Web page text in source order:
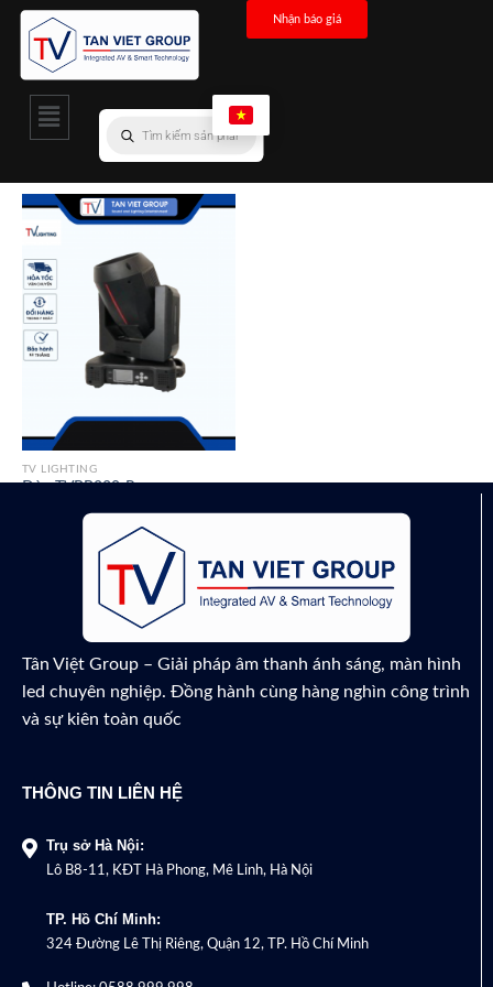
Nhận báo giá
TV LIGHTING
Call for Price
Tân Việt Group – Giải pháp âm thanh ánh sáng, màn hình
led chuyên nghiệp. Đồng hành cùng hàng nghìn công trình
và sự kiên toàn quốc
THÔNG TIN LIÊN HỆ
Trụ sở Hà Nội:
Lô B8-11, KĐT Hà Phong, Mê Linh, Hà Nội
TP. Hồ Chí Minh:
324 Đường Lê Thị Riêng, Quận 12, TP. Hồ Chí Minh